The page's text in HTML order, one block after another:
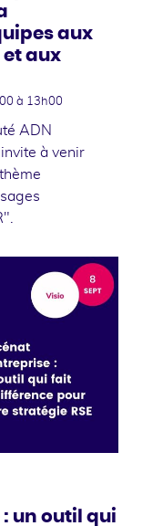
aux
aux
à 13h00
ADN
à venir
un outil qui